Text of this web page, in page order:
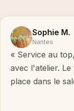
Sophie M.
Nantes
« Service au
avec l'atelier.
place dans le